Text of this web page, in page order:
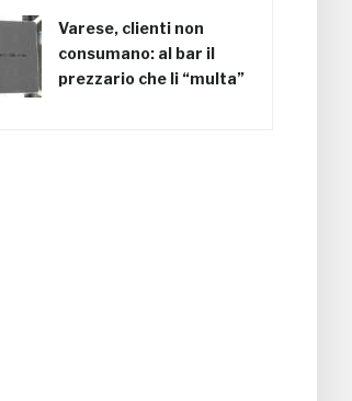
Varese, clienti non
consumano: al bar il
prezzario che li “multa”